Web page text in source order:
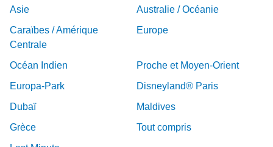
Asie
Australie / Océanie
Caraïbes / Amérique
Centrale
Europe
Océan Indien
Proche et Moyen-Orient
Europa-Park
Disneyland® Paris
Dubaï
Maldives
Grèce
Tout compris